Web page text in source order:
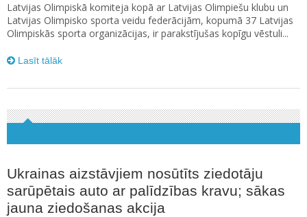
Latvijas Olimpiskā komiteja kopā ar Latvijas Olimpiešu klubu un
Latvijas Olimpisko sporta veidu federācijām, kopumā 37 Latvijas
Olimpiskās sporta organizācijas, ir parakstījušas kopīgu vēstuli...
Lasīt tālāk
Ukrainas aizstāvjiem nosūtīts ziedotāju
sarūpētais auto ar palīdzības kravu; sākas
jauna ziedošanas akcija